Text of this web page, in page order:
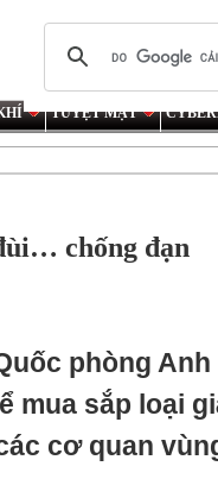
TUYỆT MẬT
chống đạn
phòng
mua sắp loại
cơ quan